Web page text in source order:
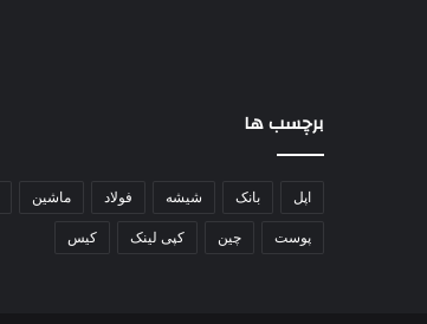
برچسب ها
اپل بانک شیشه فولاد ماشین
پوست چین کپی لینک کیس